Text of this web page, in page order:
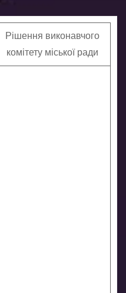
Рішення виконавчого
комітету міської ради